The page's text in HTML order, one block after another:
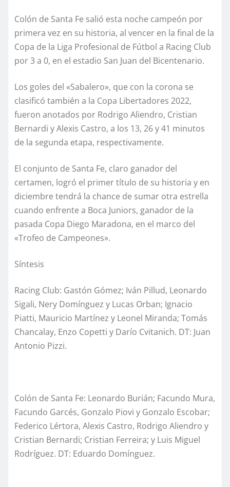
Colón de Santa Fe salió esta noche campeón por
primera vez en su historia, al vencer en la final de la
Copa de la Liga Profesional de Fútbol a Racing Club
por 3 a 0, en el estadio San Juan del Bicentenario.
Los goles del «Sabalero», que con la corona se
clasificó también a la Copa Libertadores 2022,
fueron anotados por Rodrigo Aliendro, Cristian
Bernardi y Alexis Castro, a los 13, 26 y 41 minutos
de la segunda etapa, respectivamente.
El conjunto de Santa Fe, claro ganador del
certamen, logró el primer título de su historia y en
diciembre tendrá la chance de sumar otra estrella
cuando enfrente a Boca Juniors, ganador de la
pasada Copa Diego Maradona, en el marco del
«Trofeo de Campeones».
Síntesis
Racing Club: Gastón Gómez; Iván Pillud, Leonardo
Sigali, Nery Domínguez y Lucas Orban; Ignacio
Piatti, Mauricio Martínez y Leonel Miranda; Tomás
Chancalay, Enzo Copetti y Darío Cvitanich. DT: Juan
Antonio Pizzi.
Colón de Santa Fe: Leonardo Burián; Facundo Mura,
Facundo Garcés, Gonzalo Piovi y Gonzalo Escobar;
Federico Lértora, Alexis Castro, Rodrigo Aliendro y
Cristian Bernardi; Cristian Ferreira; y Luis Miguel
Rodríguez. DT: Eduardo Domínguez.